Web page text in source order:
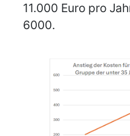
11.000 Euro pro
6000.